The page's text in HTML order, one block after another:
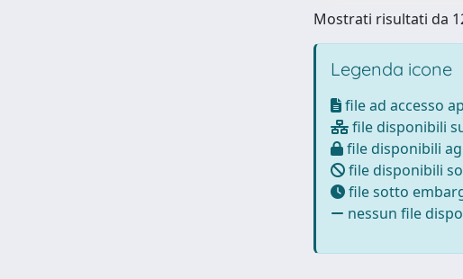
Mostrati risultati da
Legenda icone
file ad accesso
file disponibili
file disponibili
file disponibili
file sotto
nessun file